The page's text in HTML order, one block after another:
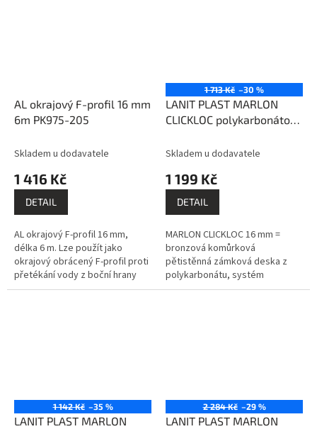
AL okrajový F-profil 16 mm
6m PK975-205
Skladem u dodavatele
1 416 Kč
DETAIL
AL okrajový F-profil 16 mm,
délka 6 m. Lze použít jako
okrajový obrácený F-profil proti
přetékání vody z boční hrany
desek.
1 713 Kč –30 %
LANIT PLAST MARLON
CLICKLOC polykarbonátová
PK974-247
Skladem u dodavatele
1 199 Kč
DETAIL
MARLON CLICKLOC 16 mm =
bronzová komůrková
pětistěnná zámková deska z
polykarbonátu, systém
montáže pero - drážka,
1 142 Kč –35 %
LANIT PLAST MARLON
2 284 Kč –29 %
LANIT PLAST MARLON